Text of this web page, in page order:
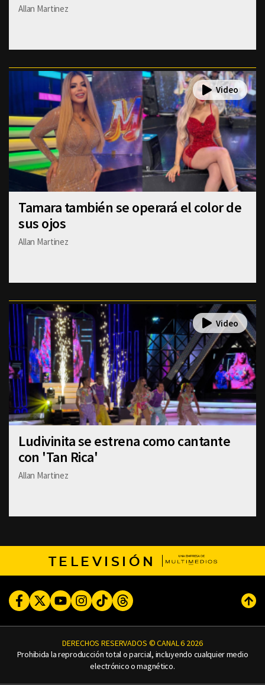
Allan Martinez
Tamara también se operará el color de
sus ojos
Allan Martinez
Ludivinita se estrena como cantante
con 'Tan Rica'
Allan Martinez
TELEVISIÓN
FacebookTwitterYoutubeInstagram
TikTokThreads
DERECHOS RESERVADOS © CANAL 6 2026
Prohibida la reproducción total o parcial, incluyendo cualquier medio
electrónico o magnético.